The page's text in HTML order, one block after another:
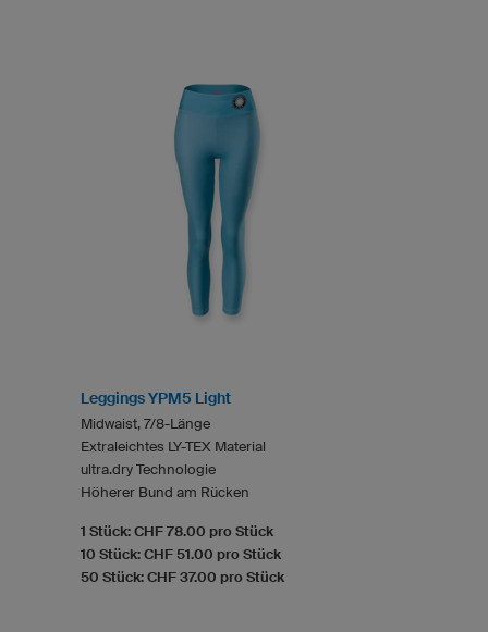
Leggings YPM5 Light
Midwaist, 7/8-Länge
Extraleichtes LY-TEX Material
ultra.dry Technologie
Höherer Bund am Rücken
1 Stück: CHF 78.00 pro Stück
10 Stück: CHF 51.00 pro Stück
50 Stück: CHF 37.00 pro Stück